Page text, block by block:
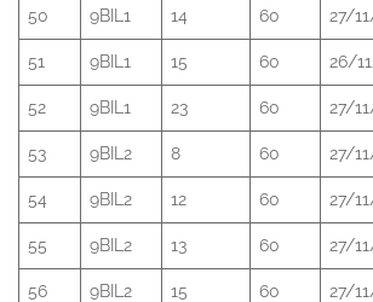
50 9BIL1 14 60 27/
51 9BIL1 15 60 26/
52 9BIL1 23 60 27/
53 9BIL2 8 60 27/
54 9BIL2 12 60 27/
55 9BIL2 13 60 27/
56 9BIL2 15 60 27/